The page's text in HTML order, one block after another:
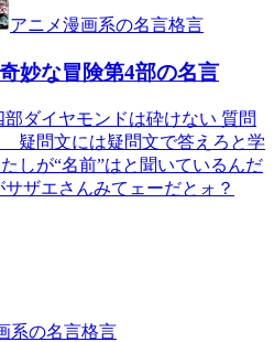
アニメ漫画系の名言格言
妙な冒険第4部の名言
ダイヤモンドは砕けない 質問
疑問文には疑問文で答えろと学
しが“名前”はと聞いているんだ
ザエさんみてェーだとォ？
系の名言格言